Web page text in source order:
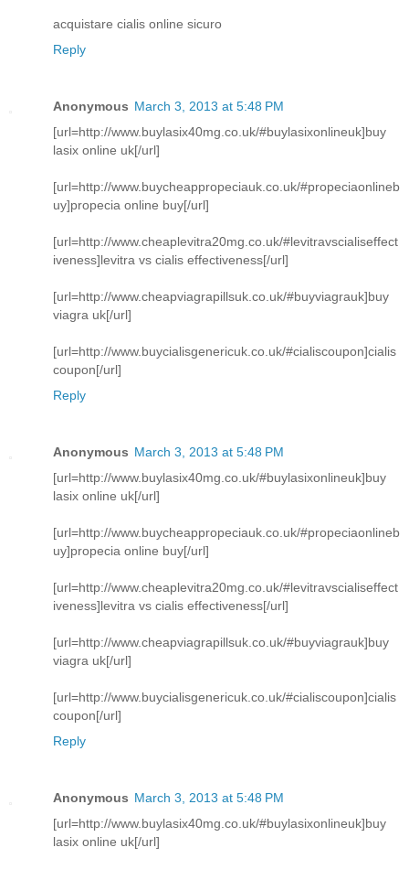
acquistare cialis online sicuro
Reply
Anonymous March 3, 2013 at 5:48 PM
[url=http://www.buylasix40mg.co.uk/#buylasixonlineuk]buy
lasix online uk[/url]
[url=http://www.buycheappropeciauk.co.uk/#propeciaonlineb
uy]propecia online buy[/url]
[url=http://www.cheaplevitra20mg.co.uk/#levitravscialiseffect
iveness]levitra vs cialis effectiveness[/url]
[url=http://www.cheapviagrapillsuk.co.uk/#buyviagrauk]buy
viagra uk[/url]
[url=http://www.buycialisgenericuk.co.uk/#cialiscoupon]cialis
coupon[/url]
Reply
Anonymous March 3, 2013 at 5:48 PM
[url=http://www.buylasix40mg.co.uk/#buylasixonlineuk]buy
lasix online uk[/url]
[url=http://www.buycheappropeciauk.co.uk/#propeciaonlineb
uy]propecia online buy[/url]
[url=http://www.cheaplevitra20mg.co.uk/#levitravscialiseffect
iveness]levitra vs cialis effectiveness[/url]
[url=http://www.cheapviagrapillsuk.co.uk/#buyviagrauk]buy
viagra uk[/url]
[url=http://www.buycialisgenericuk.co.uk/#cialiscoupon]cialis
coupon[/url]
Reply
Anonymous March 3, 2013 at 5:48 PM
[url=http://www.buylasix40mg.co.uk/#buylasixonlineuk]buy
lasix online uk[/url]